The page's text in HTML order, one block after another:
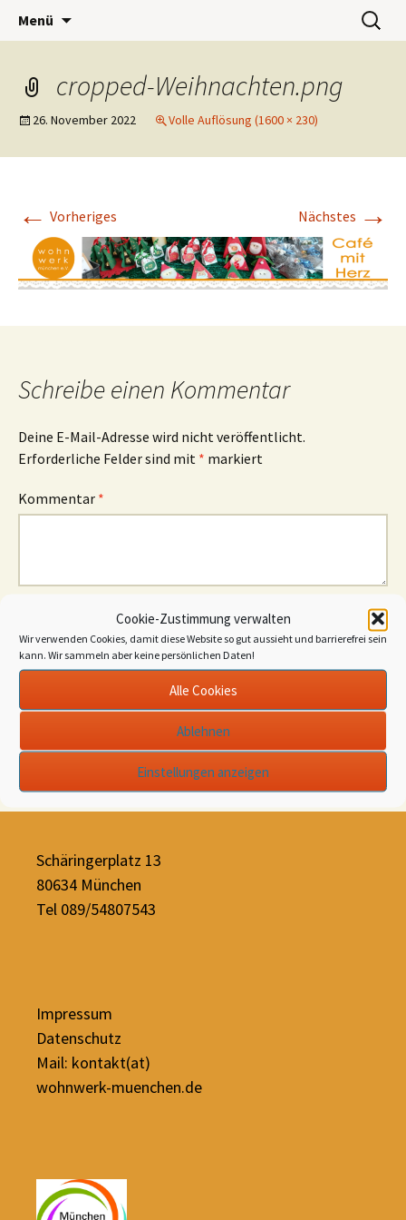
Cookie-Zustimmung verwalten
Wir verwenden Cookies, damit diese Website so gut aussieht und barrierefrei sein
kann. Wir sammeln aber keine persönlichen Daten!
Alle Cookies
Ablehnen
Einstellungen anzeigen
Café Wohnwerk
Wohnwerk München e.V.
Menü
Suchen
nach:
cropped-Weihnachten.png
26. November 2022 Volle Auflösung (1600 × 230)
← Vorheriges Nächstes →
Schreibe einen Kommentar
Deine E-Mail-Adresse wird nicht veröffentlicht.
Erforderliche Felder sind mit * markiert
Kommentar *
E-Mail-Adresse*
Schäringerplatz 13
80634 München
Tel 089/54807543
Impressum
Datenschutz
Mail: kontakt(at)
wohnwerk-muenchen.de